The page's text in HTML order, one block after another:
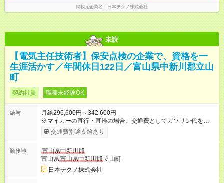
掲載元企業名 日本テクノ株式会社
未読
【電気主任技術者】保安点検の企業で、資格を一
生涯活かす／年間休日122日／富山県中新川郡立山
町
契約社員 職種未経験OK
給与
月給296,600円～342,600円
※マイカーの直行・直帰の場合、交通費としてガソリン代を支給
します。 【試用期間】試用期間あり 試用期間の長さ：3ヶ月 雇
用形態、給与は本採用時と同じです。
交通費別途支給あり
勤務地
富山県中新川郡
富山県富山県中新川郡立山町
日本テクノ株式会社